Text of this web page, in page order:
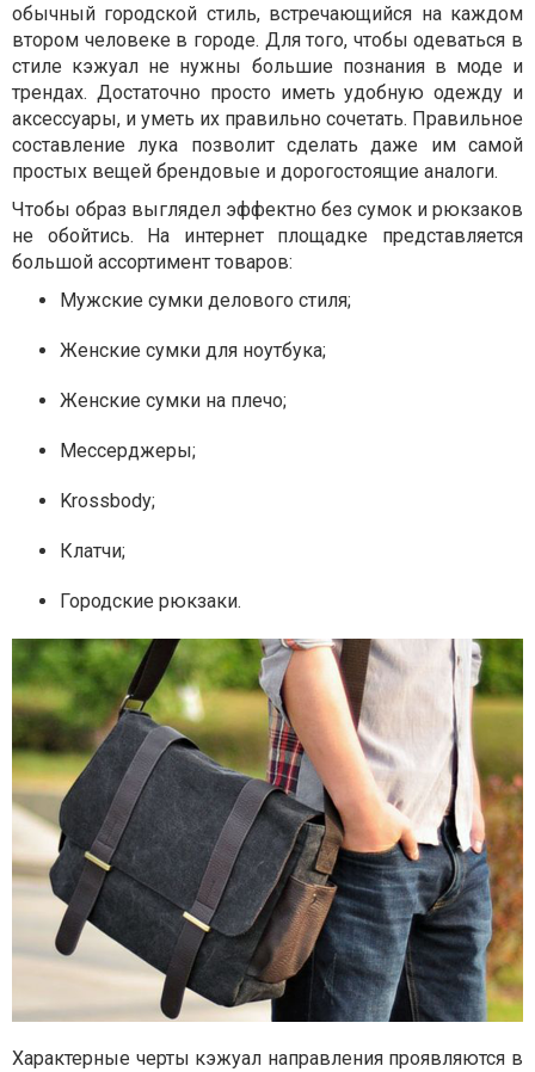
обычный городской стиль, встречающийся на каждом
втором человеке в городе. Для того, чтобы одеваться в
стиле кэжуал не нужны большие познания в моде и
трендах. Достаточно просто иметь удобную одежду и
аксессуары, и уметь их правильно сочетать. Правильное
составление лука позволит сделать даже им самой
простых вещей брендовые и дорогостоящие аналоги.
Чтобы образ выглядел эффектно без сумок и рюкзаков
не обойтись. На интернет площадке представляется
большой ассортимент товаров:
Мужские сумки делового стиля;
Женские сумки для ноутбука;
Женские сумки на плечо;
Мессерджеры;
Krossbody;
Клатчи;
Городские рюкзаки.
Характерные черты кэжуал направления проявляются в